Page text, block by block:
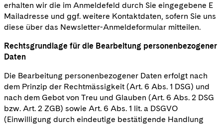
erhalten wir die im Anmeldefeld durch Sie eingegebene E
Mailadresse und ggf. weitere Kontaktdaten, sofern Sie uns
diese über das Newsletter-Anmeldeformular mitteilen.
Rechtsgrundlage für die Bearbeitung personenbezogener
Daten
Die Bearbeitung personenbezogener Daten erfolgt nach
dem Prinzip der Rechtmässigkeit (Art. 6 Abs. 1 DSG) und
nach dem Gebot von Treu und Glauben (Art. 6 Abs. 2 DSG
bzw. Art. 2 ZGB) sowie Art. 6 Abs. 1 lit. a DSGVO
(Einwilligung durch eindeutige bestätigende Handlung